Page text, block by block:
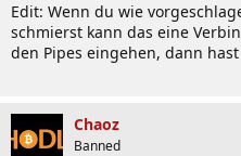
Edit: Wenn du wie
schmierst kann das eine
den Pipes eingehen, dann
Chaoz
Banned